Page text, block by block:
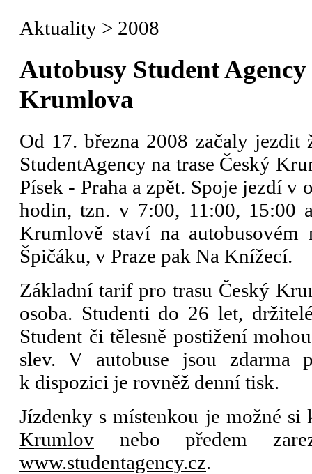
Aktuality > 2008
Autobusy Student
Krumlova
Od 17. března 2008 začaly jezdit
StudentAgency na trase Český
Písek - Praha a zpět. Spoje jezdí v
hodin, tzn. v 7:00, 11:00, 15:00
Krumlově staví na autobusovém
Špičáku, v Praze pak Na Knížecí.
Základní tarif pro trasu Český
osoba. Studenti do 26 let,
Student či tělesně postižení
slev. V autobuse jsou zdarma
k dispozici je rovněž denní tisk.
Jízdenky s místenkou je možné
Krumlov nebo předem
www.studentagency.cz.